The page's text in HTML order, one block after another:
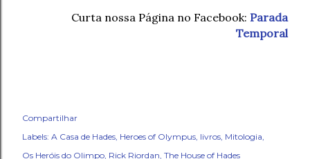
Curta nossa Página no Facebook: Parada
Temporal
Compartilhar
Labels: A Casa de Hades Heroes of Olympus livros Mitologia
Os Heróis do Olimpo Rick Riordan The House of Hades